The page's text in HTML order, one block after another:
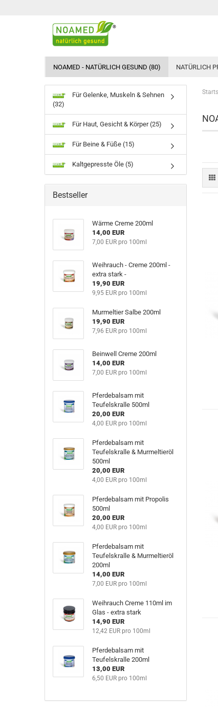
NOAMED - NATÜRLICH GESUND (80) NATÜRLICH
Für Gelenke, Muskeln & Sehnen
(32)
Für Haut, Gesicht & Körper (25)
Für Beine & Füße (15)
Kaltgepresste Öle (5)
Bestseller
Wärme Creme 200ml
14,00 EUR
7,00 EUR pro 100ml
Weihrauch - Creme 200ml -
extra stark -
19,90 EUR
9,95 EUR pro 100ml
Murmeltier Salbe 200ml
19,90 EUR
7,96 EUR pro 100ml
Beinwell Creme 200ml
14,00 EUR
7,00 EUR pro 100ml
Pferdebalsam mit
Teufelskralle 500ml
20,00 EUR
4,00 EUR pro 100ml
Pferdebalsam mit
Teufelskralle & Murmeltieröl
500ml
20,00 EUR
4,00 EUR pro 100ml
Pferdebalsam mit Propolis
500ml
20,00 EUR
4,00 EUR pro 100ml
Pferdebalsam mit
Teufelskralle & Murmeltieröl
200ml
14,00 EUR
7,00 EUR pro 100ml
Weihrauch Creme 110ml im
Glas - extra stark
14,90 EUR
12,42 EUR pro 100ml
Pferdebalsam mit
Teufelskralle 200ml
13,00 EUR
6,50 EUR pro 100ml